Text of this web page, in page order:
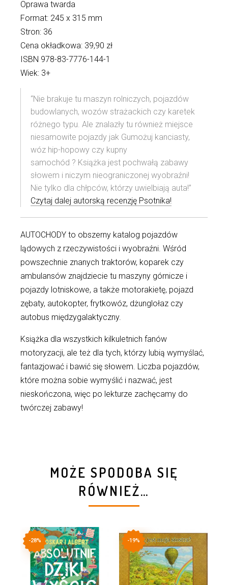
Oprawa twarda
Format: 245 x 315 mm
Stron: 36
Cena okładkowa: 39,90 zł
ISBN 978-83-7776-144-1
Wiek: 3+
“Nie brakuje tu maszyn rolniczych, pojazdów
budowlanych, wozów strażackich czy karetek
różnego typu. Ale znalazły tu również miejsce
niesamowite pojazdy jak Gumożuj kanciasty,
wóz hip-hopowy czy kupny
samochód ? Książka jest pochwałą zabawy
słowem i niczym nieograniczonej wyobraźni!
Nie tylko dla chłpców, którzy uwielbiają auta!”
Czytaj dalej autorską recenzję Psotnika!
AUTOCHODY to obszerny katalog pojazdów
lądowych z rzeczywistości i wyobraźni. Wśród
powszechnie znanych traktorów, koparek czy
ambulansów znajdziecie tu maszyny górnicze i
pojazdy lotniskowe, a także motorakietę, pojazd
zębaty, autokopter, frytkowóz, dżunglołaz czy
autobus międzygalaktyczny.
Książka dla wszystkich kilkuletnich fanów
motoryzacji, ale też dla tych, którzy lubią wymyślać,
fantazjować i bawić się słowem. Liczba pojazdów,
które można sobie wymyślić i nazwać, jest
nieskończona, więc po lekturze zachęcamy do
twórczej zabawy!
MOŻE SPODOBA SIĘ
RÓWNIEŻ…
-28% -19%